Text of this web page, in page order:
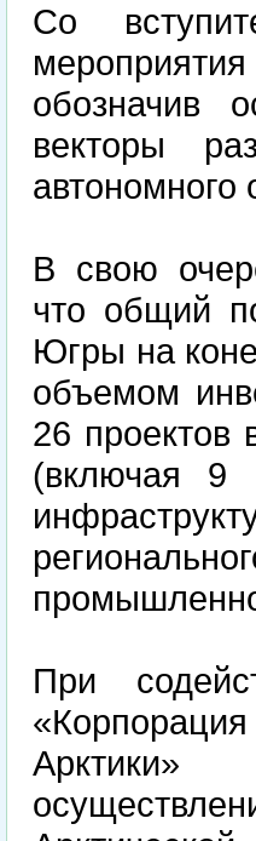
Со
обозначив
векторы
автономного
В свою
что общий
Югры на
объемом
26 проектов
(включая 9
При